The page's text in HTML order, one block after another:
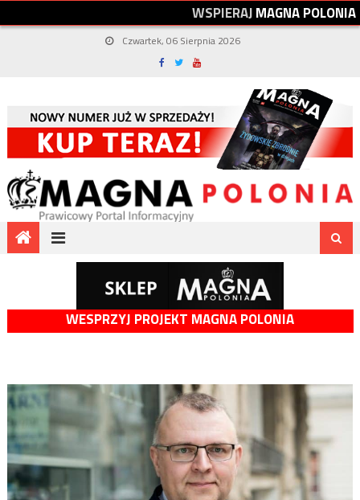
WSPIERAJMAGNAPOLONIA
Czwartek, 06 Sierpnia 2026
WESPRZYJ PROJEKT MAGNA POLONIA